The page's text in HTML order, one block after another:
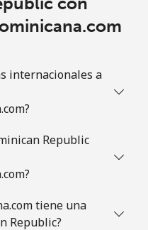
internacionales a
Republic
tiene una
Republic?